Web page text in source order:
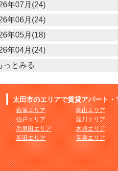
年07月(24)
年06月(24)
年05月(18)
年04月(24)
っとみる
太田市のエリアで賃貸アパート・
藪塚エリア
強戸エリア
毛里田エリア
新田エリア
鳥山エリア
韮川エリア
木崎エリア
宝泉エリア